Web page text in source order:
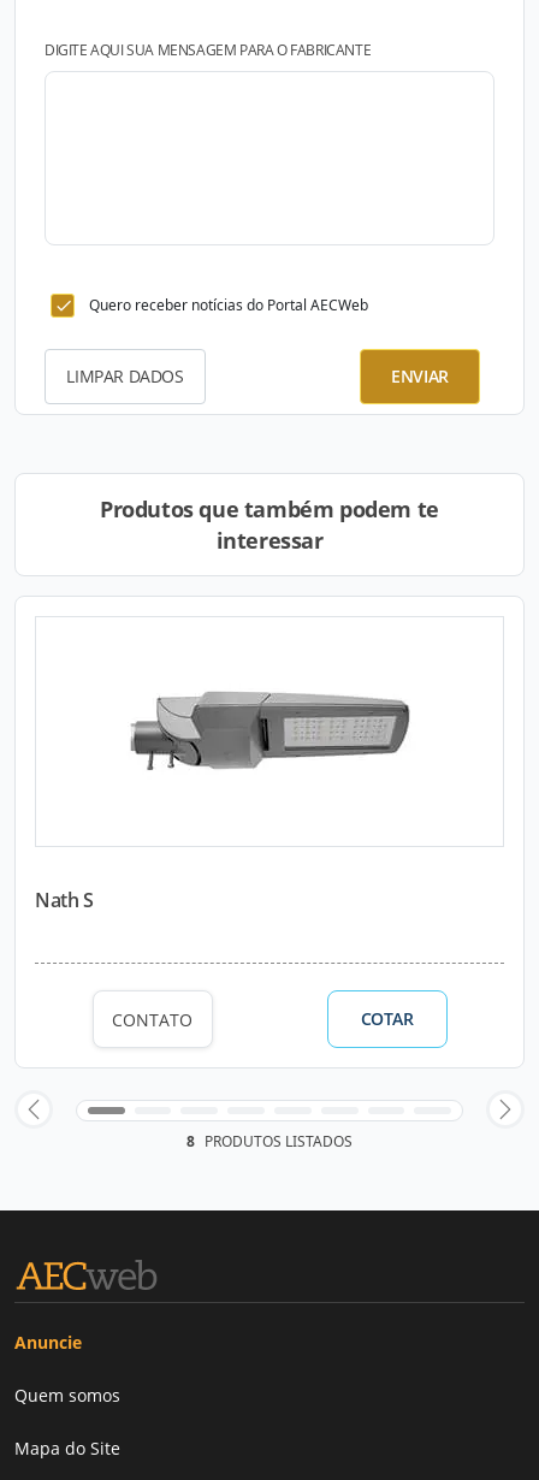
DIGITE AQUI SUA MENSAGEM PARA O FABRICANTE
Quero receber notícias do Portal AECWeb
LIMPAR DADOS ENVIAR
Produtos que também podem te
interessar
Nath S
CONTATO COTAR
8 PRODUTOS LISTADOS
Anuncie
Quem somos
Mapa do Site